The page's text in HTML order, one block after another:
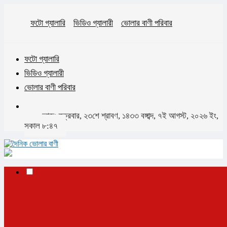
ফটো গ্যালারি ভিডিও গ্যালারী ভোলার বাণী পরিবার
ফটো গ্যালারি
ভিডিও গ্যালারী
ভোলার বাণী পরিবার
আজঃ শুক্রবার, ২৩শে শ্রাবণ, ১৪৩৩ বঙ্গাব্দ, ৭ই আগস্ট, ২০২৬ ইং,
সকাল ৮:৪৭
✕